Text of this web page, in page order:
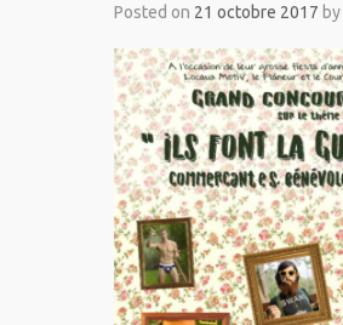
Posted on 21 octobre 2017 by